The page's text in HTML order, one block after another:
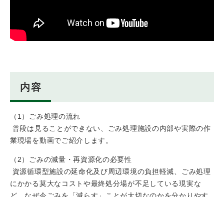
内容
（1）ごみ処理の流れ
普段は見ることができない、ごみ処理施設の内部や実際の作
業現場を動画でご紹介します。
（2）ごみの減量・再資源化の必要性
資源循環型施設の延命化及び周辺環境の負担軽減、ごみ処理
にかかる莫大なコストや最終処分場が不足している現実な